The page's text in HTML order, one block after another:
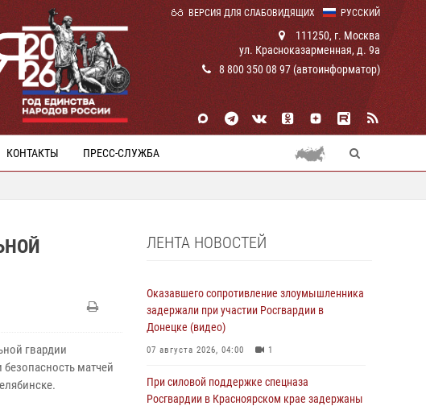
РУССКИЙ
ВЕРСИЯ ДЛЯ СЛАБОВИДЯЩИХ
111250, г. Москва
ул. Красноказарменная, д. 9а
8 800 350 08 97 (автоинформатор)
КОНТАКТЫ ПРЕСС-СЛУЖБА
гвардии
матчей
ЛЕНТА НОВОСТЕЙ
Оказавшего сопротивление злоумышленника
задержали при участии Росгвардии в
Донецке (видео)
07 августа 2026, 04:00 1
При силовой поддержке спецназа
Росгвардии в Красноярском крае задержаны